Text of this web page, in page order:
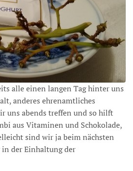
alle einen langen Tag hinter uns
anderes ehrenamtliches
uns abends treffen und so hilft
aus Vitaminen und Schokolade,
sind wir ja beim nächsten
der Einhaltung der